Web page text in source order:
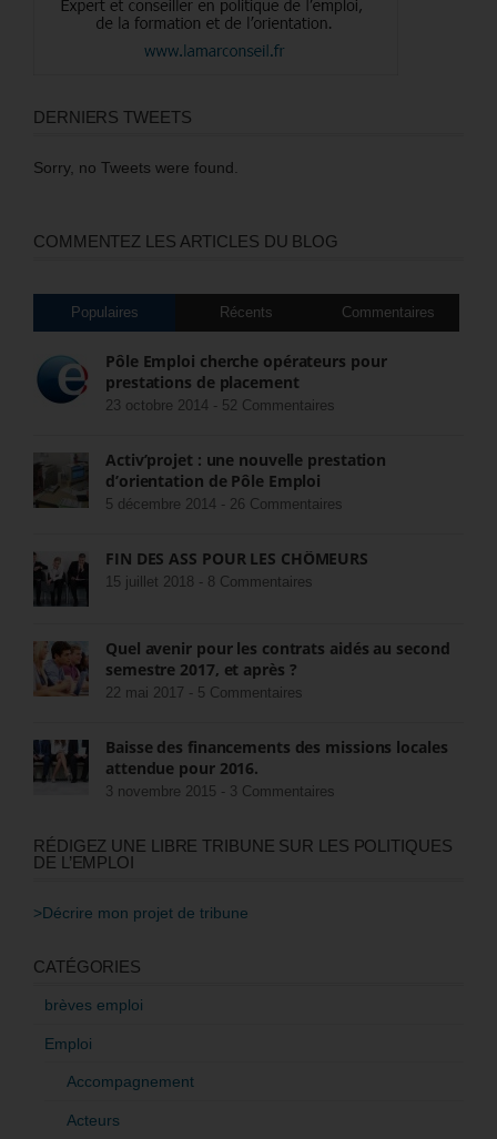
DERNIERS TWEETS
Sorry, no Tweets were found.
COMMENTEZ LES ARTICLES DU BLOG
Populaires Récents Commentaires
Pôle Emploi cherche opérateurs pour
prestations de placement
23 octobre 2014 - 52 Commentaires
Activ’projet : une nouvelle prestation
d’orientation de Pôle Emploi
5 décembre 2014 - 26 Commentaires
FIN DES ASS POUR LES CHÔMEURS
15 juillet 2018 - 8 Commentaires
Quel avenir pour les contrats aidés au second
semestre 2017, et après ?
22 mai 2017 - 5 Commentaires
Baisse des financements des missions locales
attendue pour 2016.
3 novembre 2015 - 3 Commentaires
RÉDIGEZ UNE LIBRE TRIBUNE SUR LES POLITIQUES
DE L’EMPLOI
>Décrire mon projet de tribune
CATÉGORIES
brèves emploi
Emploi
Accompagnement
Acteurs